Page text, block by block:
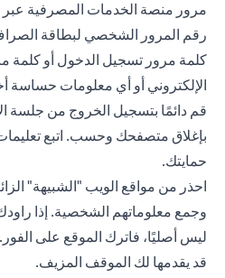
مرور منصة الخدمات المصرفية عبر
رقم المرور الشخصي لبطاقة الصراف
كلمة مرور تسجيل الدخول أو
الإلكتروني أو أي معلومات حساسة
قم دائمًا بتسجيل الخروج من جلسة
بإغلاق متصفحك وحسب. اتبع
حمايتك.
احذر من مواقع الويب "الشبيهة"
وجمع معلوماتهم الشخصية. إذا
ليس أصليًا، فاترك الموقع على الفور.
قد يقدمها لك الموقف المزيف.